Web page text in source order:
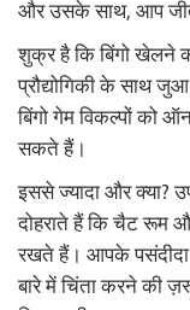
और उसके साथ, आप
शुक्र है कि बिंगो खेलने
प्रौद्योगिकी के साथजुआ
बिंगो गेम विकल्पों को
सकते हैं।
इससे ज्यादा और क्या?
दोहराते हैं कि चैट रूम
रखते हैं। आपके पसंदीदा
बारे में चिंता करने की